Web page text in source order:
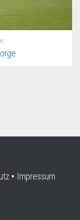
Impressum